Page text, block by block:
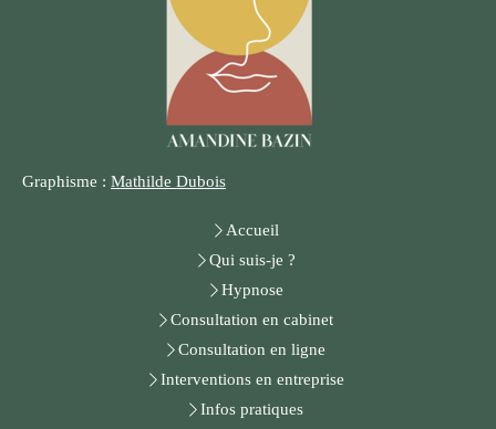
Graphisme : Mathilde Dubois
Accueil
Qui suis-je ?
Hypnose
Consultation en cabinet
Consultation en ligne
Interventions en entreprise
Infos pratiques